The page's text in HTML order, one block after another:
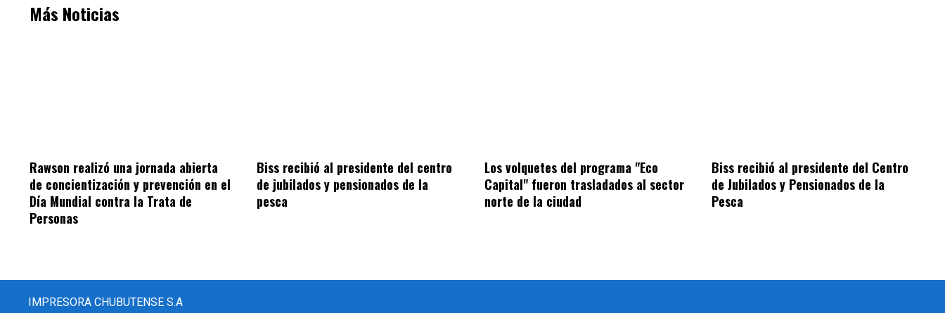
Más Noticias
Rawson realizó una jornada abierta
de concientización y prevención en el
Día Mundial contra la Trata de
Personas
Biss recibió al presidente del centro
de jubilados y pensionados de la
pesca
Los volquetes del programa "Eco
Capital" fueron trasladados al sector
norte de la ciudad
Biss recibió al presidente del Centro
de Jubilados y Pensionados de la
Pesca
IMPRESORA CHUBUTENSE S.A